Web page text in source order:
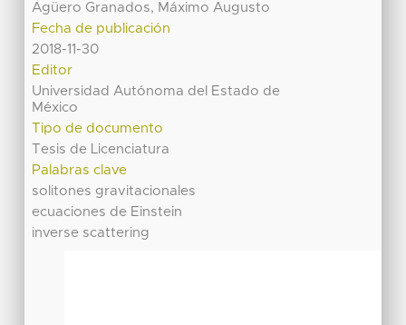
Agüero Granados, Máximo Augusto
Fecha de publicación
2018-11-30
Editor
Universidad Autónoma del Estado de
México
Tipo de documento
Tesis de Licenciatura
Palabras clave
solitones gravitacionales
ecuaciones de Einstein
inverse scattering